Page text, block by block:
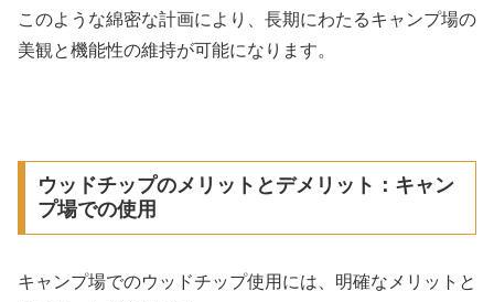
このような綿密な計画により、長期にわたるキャンプ場の
美観と機能性の維持が可能になります。
ウッドチップのメリットとデメリット：キャン
プ場での使用
キャンプ場でのウッドチップ使用には、明確なメリットと